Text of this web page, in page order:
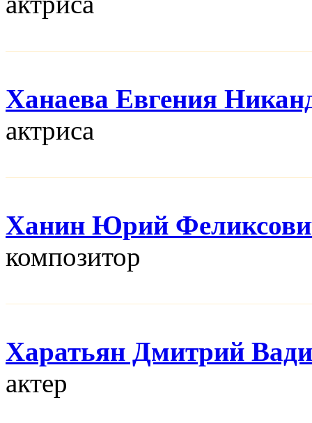
Ханаева Евгения
актриса
Ханин Юрий
композитор
Харатьян Дмитрий
актер